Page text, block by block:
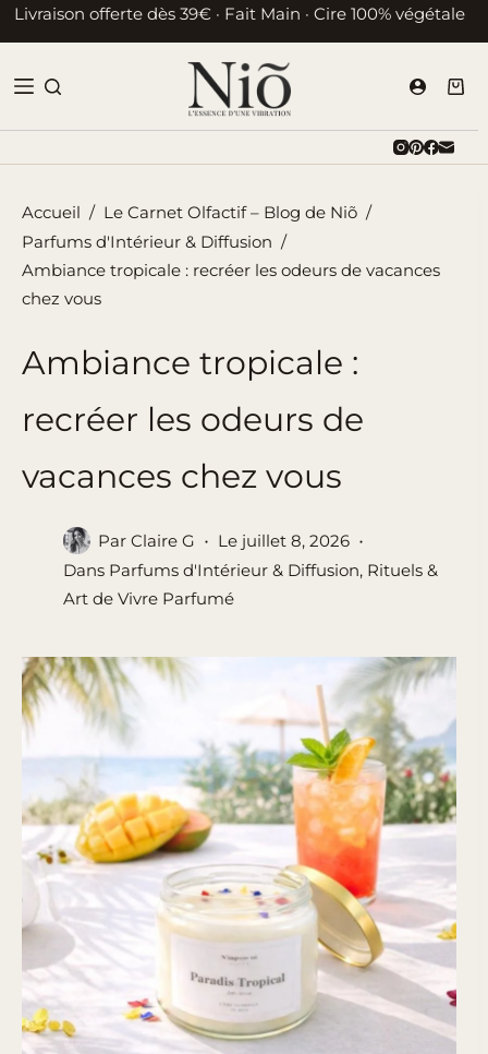
Passer
au
Livraison offerte dès 39€ · Fait Main · Cire 100% végétale
Accueil / Le Carnet Olfactif – Blog de Niõ /
Parfums d'Intérieur & Diffusion /
Ambiance tropicale : recréer les odeurs de vacances
chez vous
Ambiance tropicale :
recréer les odeurs de
vacances chez vous
Par Claire G Le juillet 8, 2026
Dans Parfums d'Intérieur & Diffusion, Rituels &
Art de Vivre Parfumé